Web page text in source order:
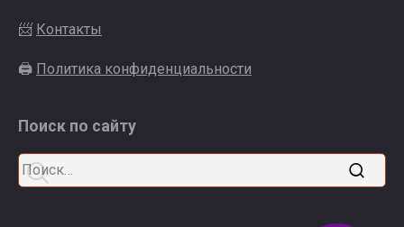
📨 Контакты
🖨 Политика конфиденциальности
Поиск по сайту
Search
for: